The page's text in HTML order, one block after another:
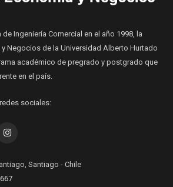
Ingeniería Comercial en el año 1998, la
Negocios de la Universidad Alberto Hurtado
académico de pregrado y postgrado que
en el país.
sociales:
Instagram
Santiago - Chile